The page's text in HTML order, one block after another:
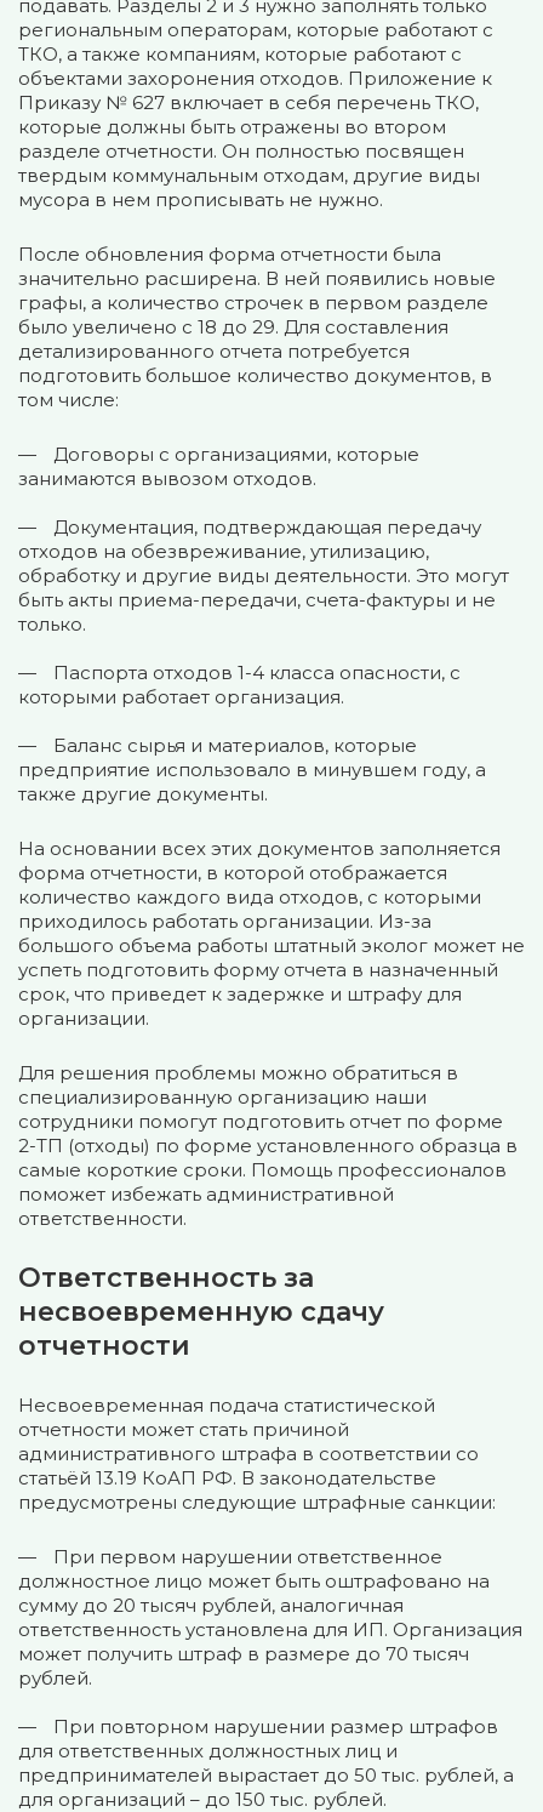
подавать. Разделы 2 и 3 нужно заполнять только
региональным операторам, которые работают с
ТКО, а также компаниям, которые работают с
объектами захоронения отходов. Приложение к
Приказу № 627 включает в себя перечень ТКО,
которые должны быть отражены во втором
разделе отчетности. Он полностью посвящен
твердым коммунальным отходам, другие виды
мусора в нем прописывать не нужно.
После обновления форма отчетности была
значительно расширена. В ней появились новые
графы, а количество строчек в первом разделе
было увеличено с 18 до 29. Для составления
детализированного отчета потребуется
подготовить большое количество документов, в
том числе:
Договоры с организациями, которые
занимаются вывозом отходов.
Документация, подтверждающая передачу
отходов на обезвреживание, утилизацию,
обработку и другие виды деятельности. Это могут
быть акты приема-передачи, счета-фактуры и не
только.
Паспорта отходов 1-4 класса опасности, с
которыми работает организация.
Баланс сырья и материалов, которые
предприятие использовало в минувшем году, а
также другие документы.
На основании всех этих документов заполняется
форма отчетности, в которой отображается
количество каждого вида отходов, с которыми
приходилось работать организации. Из-за
большого объема работы штатный эколог может не
успеть подготовить форму отчета в назначенный
срок, что приведет к задержке и штрафу для
организации.
Для решения проблемы можно обратиться в
специализированную организацию наши
сотрудники помогут подготовить отчет по форме
2-ТП (отходы) по форме установленного образца в
самые короткие сроки. Помощь профессионалов
поможет избежать административной
ответственности.
Ответственность за
несвоевременную сдачу
отчетности
Несвоевременная подача статистической
отчетности может стать причиной
административного штрафа в соответствии со
статьёй 13.19 КоАП РФ. В законодательстве
предусмотрены следующие штрафные санкции:
При первом нарушении ответственное
должностное лицо может быть оштрафовано на
сумму до 20 тысяч рублей, аналогичная
ответственность установлена для ИП. Организация
может получить штраф в размере до 70 тысяч
рублей.
При повторном нарушении размер штрафов
для ответственных должностных лиц и
предпринимателей вырастает до 50 тыс. рублей, а
для организаций – до 150 тыс. рублей.